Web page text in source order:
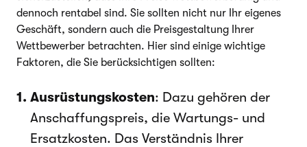
dennoch rentabel sind. Sie sollten nicht nur Ihr eigenes
Geschäft, sondern auch die Preisgestaltung Ihrer
Wettbewerber betrachten. Hier sind einige wichtige
Faktoren, die Sie berücksichtigen sollten:
Ausrüstungskosten: Dazu gehören der
Anschaffungspreis, die Wartungs- und
Ersatzkosten. Das Verständnis Ihrer